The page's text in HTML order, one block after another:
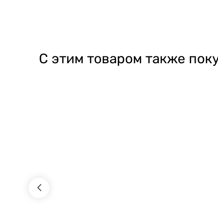
С этим товаром также